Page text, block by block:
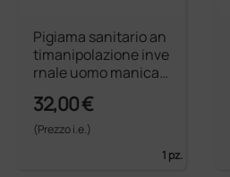
Pigiama sanitario an
timanipolazione inve
rnale uomo manica l
32,00 €
(Prezzo i.e.)
1 pz.